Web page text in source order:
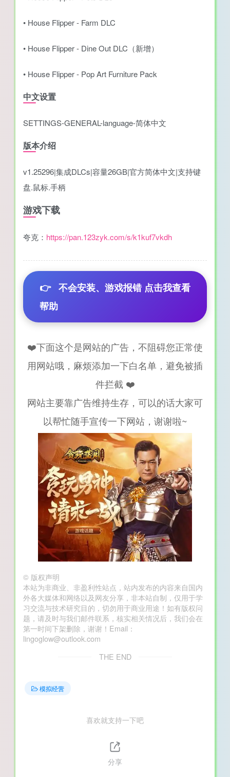
• House Flipper - Farm DLC
• House Flipper - Dine Out DLC（新增）
• House Flipper - Pop Art Furniture Pack
中文设置
SETTINGS-GENERAL-language-简体中文
版本介绍
v1.25296|集成DLCs|容量26GB|官方简体中文|支持键
盘.鼠标.手柄
游戏下载
夸克： https://pan.123zyk.com/s/k1kuf7vkdh
👉 不会安装、游戏报错 点击我查看
帮助
❤️下面这个是网站的广告，不阻碍您正常使
用网站哦，麻烦添加一下白名单，避免被插
件拦截 ❤️
网站主要靠广告维持生存，可以的话大家可
以帮忙随手宣传一下网站，谢谢啦~
© 版权声明
本站为非商业、非盈利性站点，站内发布的内容来自国内
外各大媒体和网络以及网友分享，非本站自制，仅用于学
习交流与技术研究目的，切勿用于商业用途！如有版权问
题，请及时与我们邮件联系，核实相关情况后，我们会在
第一时间下架删除，谢谢！Email：
lingoglow@outlook.com
THE END
模拟经营
喜欢就支持一下吧
分享